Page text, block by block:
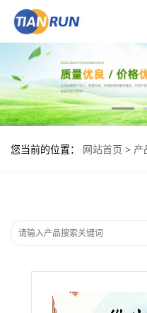
您当前的位置： 网站首页 > 产